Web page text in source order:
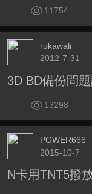
11754
rukawali
2012-7-31
3D BD備份問
13298
POWER666
2015-10-7
N卡用TNT5撥